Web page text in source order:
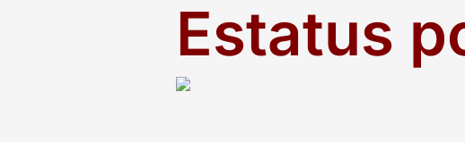
Estatus